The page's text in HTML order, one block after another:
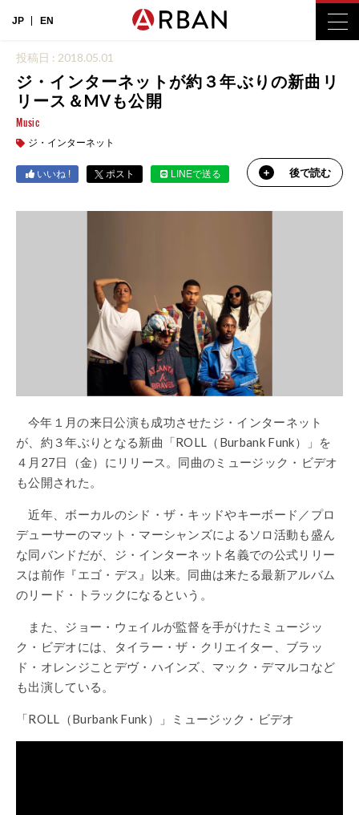
JP EN
投稿日 : 2018.05.01
ジ・インターネットが約３年ぶりの新曲リ
リース＆MVも公開
Music
ジ・インターネット
いいね ! ポスト LINEで送る 後で読む
今年１月の来日公演も成功させたジ・インターネット
が、約３年ぶりとなる新曲「ROLL（Burbank Funk）」を
４月27日（金）にリリース。同曲のミュージック・ビデオ
も公開された。
近年、ボーカルのシド・ザ・キッドやキーボード／プロ
デューサーのマット・マーシャンズによるソロ活動も盛ん
な同バンドだが、ジ・インターネット名義での公式リリー
スは前作『エゴ・デス』以来。同曲は来たる最新アルバム
のリード・トラックになるという。
また、ジョー・ウェイルが監督を手がけたミュージッ
ク・ビデオには、タイラー・ザ・クリエイター、ブラッ
ド・オレンジことデヴ・ハインズ、マック・デマルコなど
も出演している。
「ROLL（Burbank Funk）」ミュージック・ビデオ